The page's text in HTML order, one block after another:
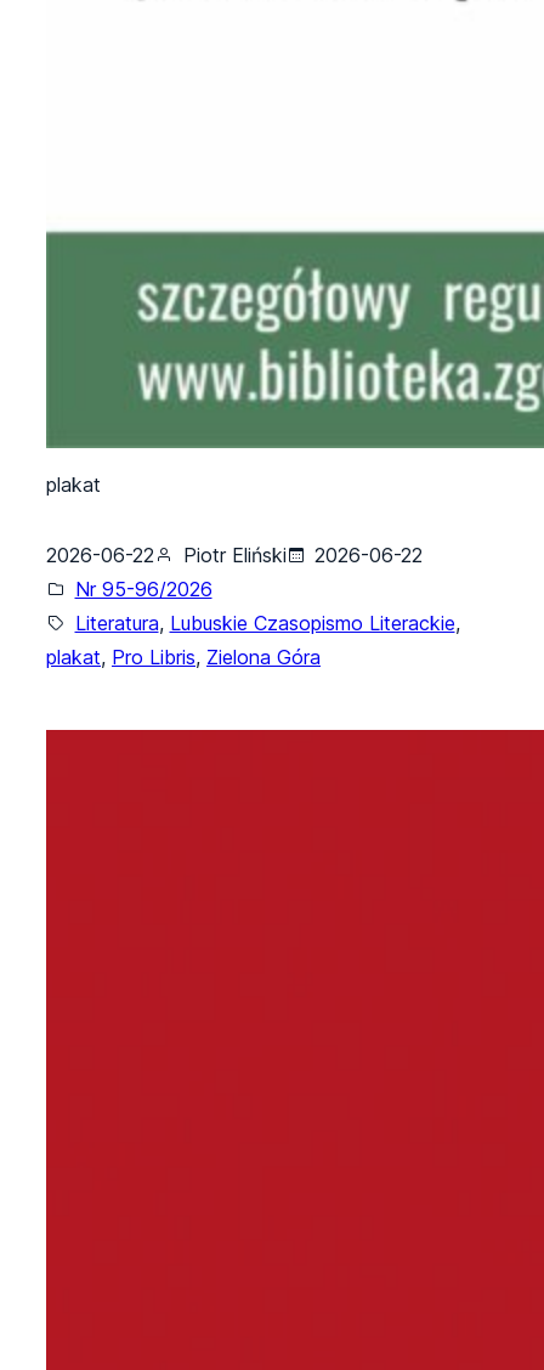
plakat
2026-06-22 Piotr Eliński
2026-06-22
Nr 95-96/2026
Literatura, Lubuskie Czasopismo Literackie,
plakat, Pro Libris, Zielona Góra